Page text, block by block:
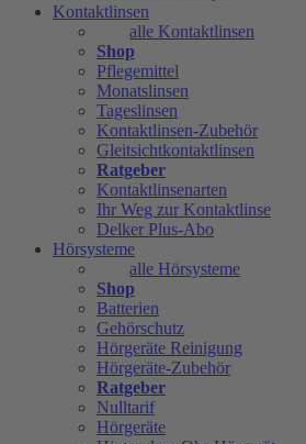
Kontaktlinsen
alle Kontaktlinsen
Shop
Pflegemittel
Monatslinsen
Tageslinsen
Kontaktlinsen-Zubehör
Gleitsichtkontaktlinsen
Ratgeber
Kontaktlinsenarten
Ihr Weg zur Kontaktlinse
Delker Plus-Abo
Hörsysteme
alle Hörsysteme
Shop
Batterien
Gehörschutz
Hörgeräte Reinigung
Hörgeräte-Zubehör
Ratgeber
Nulltarif
Hörgeräte